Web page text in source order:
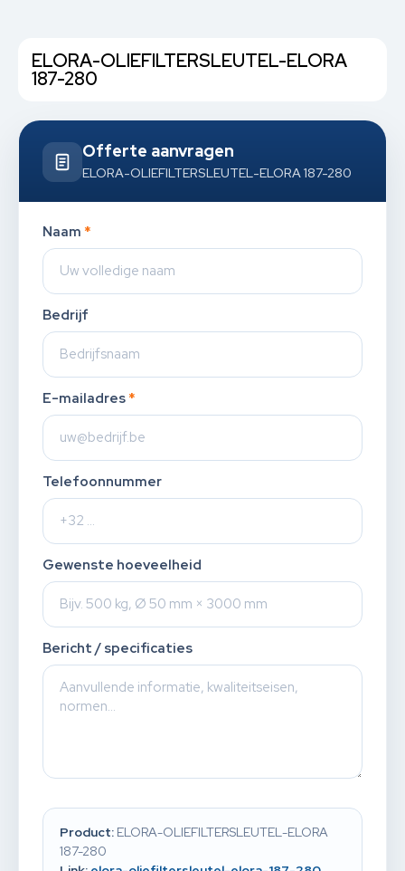
ELORA-OLIEFILTERSLEUTEL-ELORA
187-280
Offerte aanvragen
ELORA-OLIEFILTERSLEUTEL-ELORA 187-280
Naam *
Bedrijf
E-mailadres *
Telefoonnummer
Gewenste hoeveelheid
Bericht / specificaties
Product: ELORA-OLIEFILTERSLEUTEL-ELORA
187-280